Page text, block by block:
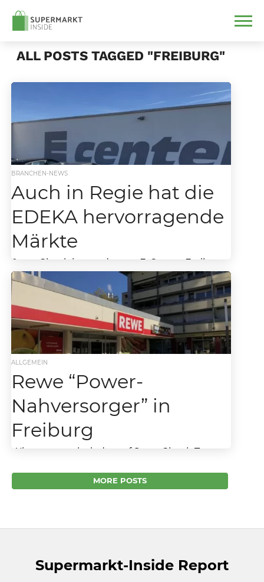
ALL POSTS TAGGED "FREIBURG"
BRANCHEN-NEWS
Auch in Regie hat die
EDEKA hervorragende
Märkte
Store Check im modernen E-Center Freiburg
Der heute hervorragend eingeführte
Regiebetrieb der Edeka Südwest wurde
bereits 2011 eröffnet. Seit fast acht Jahren...
ALLGEMEIN
Rewe “Power-
Nahversorger” in
Freiburg
Wir waren mal wieder auf Store Check Tour
von vielen unserer Leser erfahren haben,...
MORE POSTS
Supermarkt-Inside Report